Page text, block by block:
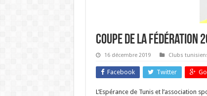
coupe de la fédération
16 décembre 2019 Clubs
Facebook Twitter
L’Espérance de Tunis et l’association